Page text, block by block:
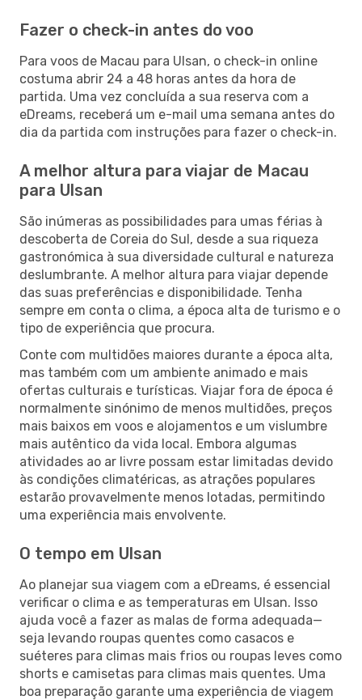
Fazer o check-in antes do voo
Para voos de Macau para Ulsan, o check-in online
costuma abrir 24 a 48 horas antes da hora de
partida. Uma vez concluída a sua reserva com a
eDreams, receberá um e-mail uma semana antes do
dia da partida com instruções para fazer o check-in.
A melhor altura para viajar de Macau
para Ulsan
São inúmeras as possibilidades para umas férias à
descoberta de Coreia do Sul, desde a sua riqueza
gastronómica à sua diversidade cultural e natureza
deslumbrante. A melhor altura para viajar depende
das suas preferências e disponibilidade. Tenha
sempre em conta o clima, a época alta de turismo e o
tipo de experiência que procura.
Conte com multidões maiores durante a época alta,
mas também com um ambiente animado e mais
ofertas culturais e turísticas. Viajar fora de época é
normalmente sinónimo de menos multidões, preços
mais baixos em voos e alojamentos e um vislumbre
mais autêntico da vida local. Embora algumas
atividades ao ar livre possam estar limitadas devido
às condições climatéricas, as atrações populares
estarão provavelmente menos lotadas, permitindo
uma experiência mais envolvente.
O tempo em Ulsan
Ao planejar sua viagem com a eDreams, é essencial
verificar o clima e as temperaturas em Ulsan. Isso
ajuda você a fazer as malas de forma adequada—
seja levando roupas quentes como casacos e
suéteres para climas mais frios ou roupas leves como
shorts e camisetas para climas mais quentes. Uma
boa preparação garante uma experiência de viagem